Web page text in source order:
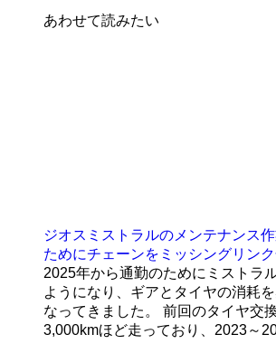
あわせて読みたい
ジオスミストラルのメンテナンス
ためにチェーンをミッシングリンク
2025年から通勤のためにミストラ
ようになり、ギアとタイヤの消耗
なってきました。 前回のタイヤ交
3,000kmほど走っており、2023～